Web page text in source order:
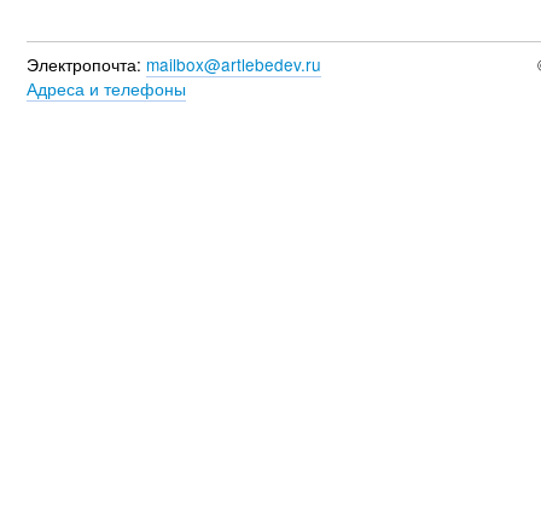
Электропочта: mailbox@artlebedev.ru
Адреса и телефоны